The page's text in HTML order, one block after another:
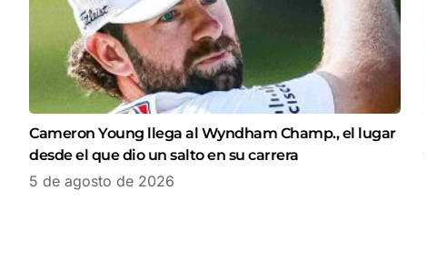
Cameron Young llega al Wyndham Champ., el lugar
desde el que dio un salto en su carrera
5 de agosto de 2026